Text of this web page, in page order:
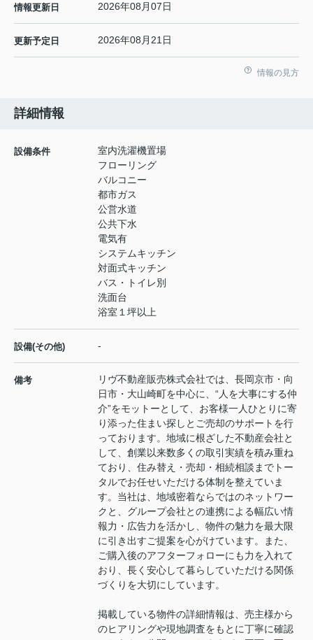
情報更新日 2026年08月07日
更新予定日 2026年08月21日
情報の見方
詳細情報
設備条件
室内洗濯機置場
フローリング
バルコニー
都市ガス
公営水道
公共下水
電気有
システムキッチン
対面式キッチン
バス・トイレ別
洗面台
浴室１坪以上
設備(その他) -
備考
リヴ不動産販売株式会社では、長岡京市・向
日市・大山崎町を中心に、“人を大事にする仲
介”をモットーとして、お客様一人ひとりに寄
り添った住まい探しとご売却のサポートを行
っております。地域に根ざした不動産会社と
して、創業以来数多くの取引実績を積み重ね
ており、住み替え・売却・相続相談までトー
タルでお任せいただける体制を整えていま
す。当社は、地域密着ならではのネットワー
クと、グループ会社との連携による幅広い情
報力・広告力を活かし、物件の魅力を最大限
に引き出すご提案を心がけています。また、
ご購入後のアフターフォローにも力を入れて
おり、長く安心して暮らしていただける関係
づくりを大切にしています。
掲載している物件の詳細情報は、売主様から
のヒアリングや現地調査をもとに丁寧に確認